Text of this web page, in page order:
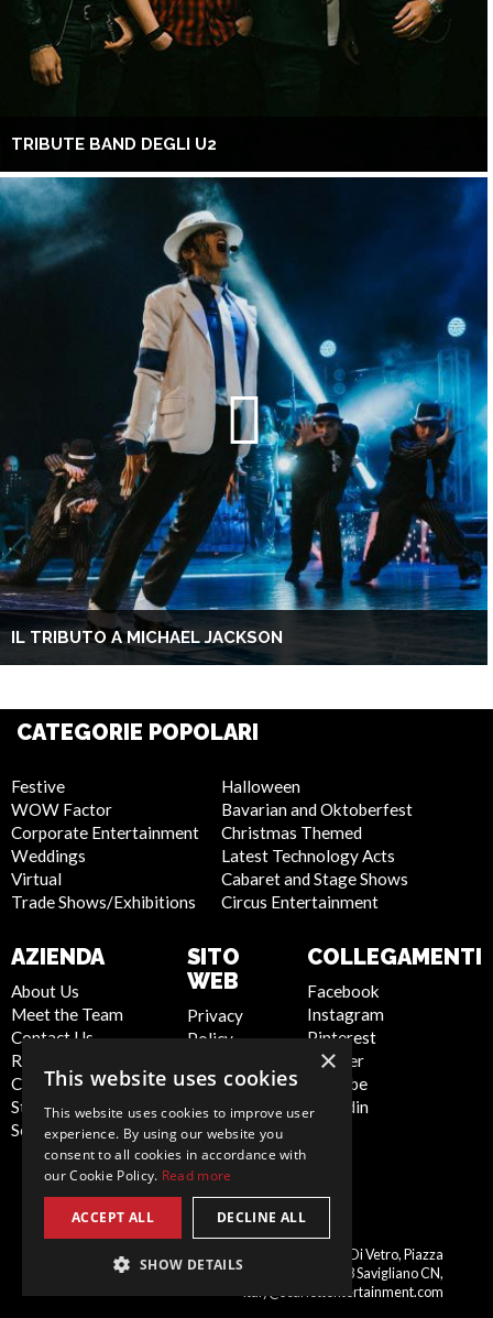
TRIBUTE BAND DEGLI U2
IL TRIBUTO A MICHAEL JACKSON
CATEGORIE POPOLARI
Festive
WOW Factor
Corporate Entertainment
Weddings
Virtual
Trade Shows/Exhibitions
Halloween
Bavarian and Oktoberfest
Christmas Themed
Latest Technology Acts
Cabaret and Stage Shows
Circus Entertainment
AZIENDA
About Us
Meet the Team
Contact Us
Report Abuse
Compliance
Statement -
Seafarers
SITO
WEB
Privacy
Policy
Policy
Artist Sign
Up
Terms and
Conditions
Sitemap
COLLEGAMENTI
Facebook
Instagram
Pinterest
Twitter
Youtube
Linkedin
Scarlett Entertainment Italy, Palazzo Di Vetro, Piazza
Schiaparelli, 10, 12038 Savigliano CN,
italy@scarlettentertainment.com
×
This website uses cookies
This website uses cookies to improve user
experience. By using our website you
consent to all cookies in accordance with
our Cookie Policy. Read more
ACCEPT ALL DECLINE ALL
SHOW DETAILS